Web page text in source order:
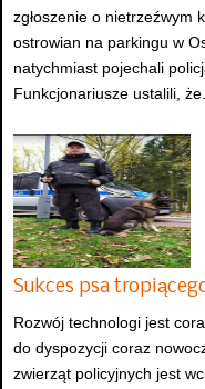
zgłoszenie o nietrzeźwym
ostrowian na parkingu w
natychmiast pojechali
Funkcjonariusze ustalili, że...
Sukces psa
Rozwój technologi jest
do dyspozycji coraz
zwierząt policyjnych jest